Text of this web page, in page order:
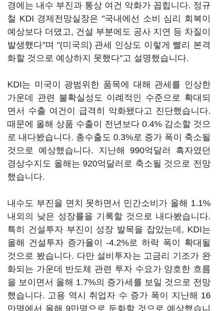
경에는 내수 부진과 통상 여건 악화가 꼽힙니다. 정규
철 KDI 경제전망실장은 "국내에선 소비 심리 회복이
예상보다 더뎠고, 건설 부분에도 공사 지연 등 차질이
발생했다"며 "(미국의) 관세 인상도 이렇게 빨리 본격
화할 것으로 예상하지 못했다"고 설명했습니다.
KDI는 미국이 광범위한 품목에 대해 관세를 인상한
가운데 관련 불확실성도 이례적인 수준으로 확대되
면서 수출 여건이 급격히 악화됐다고 진단했습니다.
때문에 올해 상품 수출이 전년보다 0.4% 감소할 것으
로 내다봤습니다. 총수출도 0.3%로 증가 폭이 축소될
것으로 예상했습니다. 지난해 990억달러 흑자였던
경상수지도 올해는 920억달러로 축소될 것으로 전망
했습니다.
내수도 부진을 면치 못하면서 민간소비가 올해 1.1%
내외의 낮은 성장률을 기록할 것으로 내다봤습니다.
특히 건설투자 부진이 성장 발목을 잡았는데, KDI는
올해 건설투자 증가율이 -4.2%로 하락 폭이 확대될
것으로 봤습니다. 다만 설비투자는 고금리 기조가 완
화되는 가운데 반도체 관련 투자 수요가 양호한 흐름
을 보이면서 올해 1.7%의 증가세를 보일 것으로 전망
했습니다. 고용 역시 취업자 수 증가 폭이 지난해 16
만명에서 올해 9만명으로 둔화할 것으로 예상했습니